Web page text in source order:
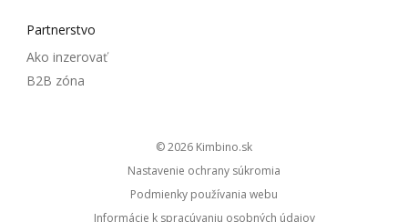
Partnerstvo
Ako inzerovať
B2B zóna
© 2026
kimbino.sk
Nastavenie ochrany súkromia
Podmienky používania webu
Informácie k spracúvaniu osobných údajov